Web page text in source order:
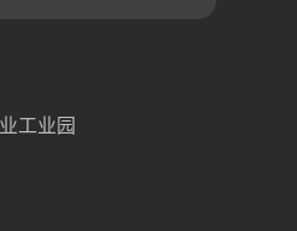
工业园